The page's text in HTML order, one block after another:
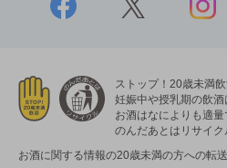
ストップ！20歳未満飲
妊娠中や授乳期の飲酒
お酒はなによりも適量
のんだあとはリサイク
お酒に関する情報の20歳未満の方への転